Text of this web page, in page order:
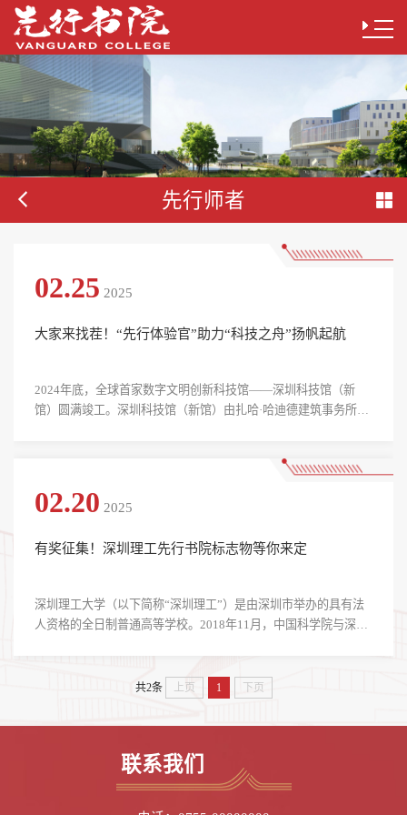
先行师者
02.25 2025
大家来找茬！“先行体验官”助力“科技之舟”扬帆起航
2024年底，全球首家数字文明创新科技馆——深圳科技馆（新
馆）圆满竣工。深圳科技馆（新馆）由扎哈·哈迪德建筑事务所与
午，深圳理工大学先行书院（筹）携手深圳科学技术馆联合举办
化身为“找茬专家”，走进科技馆（新馆），为正在筹备中的展馆
02.20 2025
有奖征集！深圳理工先行书院标志物等你来定
深圳理工大学（以下简称“深圳理工”）是由深圳市举办的具有法
人资格的全日制普通高等学校。2018年11月，中国科学院与深圳
鲜明科研烙印的大学，在深圳这片改革开放的热土孕育和诞生。
大精神基石，不仅是对科研先驱们不懈探索、勇于创新的崇高敬
共2条 上页 1 下页
联系我们